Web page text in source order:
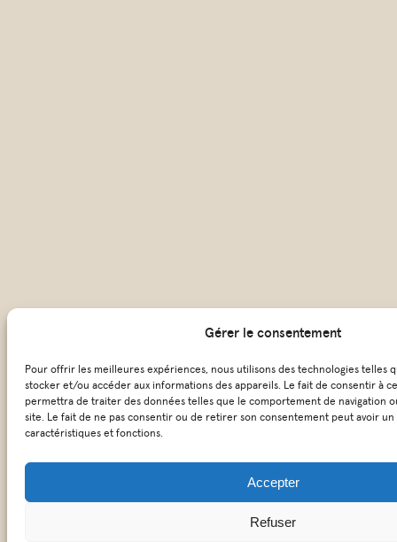
Gérer le consentement
Pour offrir les meilleures expériences, nous utilisons des technologies telles
stocker et/ou accéder aux informations des appareils. Le fait de consentir à
permettra de traiter des données telles que le comportement de navigation
site. Le fait de ne pas consentir ou de retirer son consentement peut avoir
caractéristiques et fonctions.
Accepter
Refuser